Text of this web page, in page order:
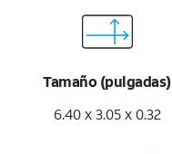
Tamaño (pulgadas)
6.40 x 3.05 x 0.32